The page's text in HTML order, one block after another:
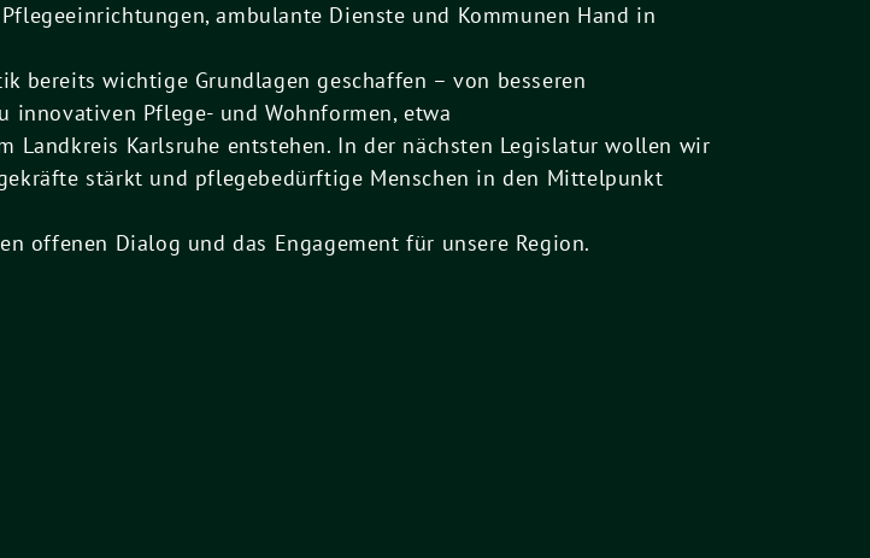
ambulante Dienste und Kommunen Hand in
bereits wichtige Grundlagen geschaffen – von besseren
innovativen Pflege- und Wohnformen, etwa
Landkreis Karlsruhe entstehen. In der nächsten Legislatur wollen wir
stärkt und pflegebedürftige Menschen in den Mittelpunkt
offenen Dialog und das Engagement für unsere Region.